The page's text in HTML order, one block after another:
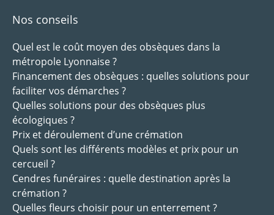
Nos conseils
Quel est le coût moyen des obsèques dans la
métropole Lyonnaise ?
Financement des obsèques : quelles solutions pour
faciliter vos démarches ?
Quelles solutions pour des obsèques plus
écologiques ?
Prix et déroulement d’une crémation
Quels sont les différents modèles et prix pour un
cercueil ?
Cendres funéraires : quelle destination après la
crémation ?
Quelles fleurs choisir pour un enterrement ?